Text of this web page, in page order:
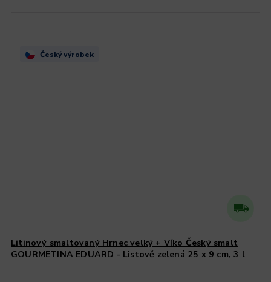
Český výrobek
Litinový smaltovaný Hrnec velký + Víko Český smalt
GOURMETINA EDUARD - Listově zelená 25 x 9 cm, 3 l